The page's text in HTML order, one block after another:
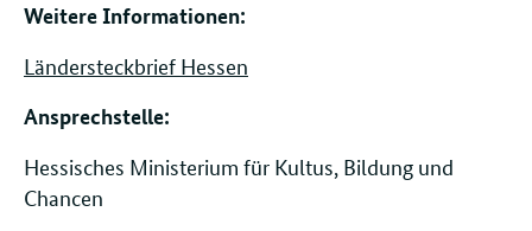
Weitere Informationen:
Ländersteckbrief Hessen
Ansprechstelle: ​​​​
Hessisches Ministerium für Kultus, Bildung und
Chancen